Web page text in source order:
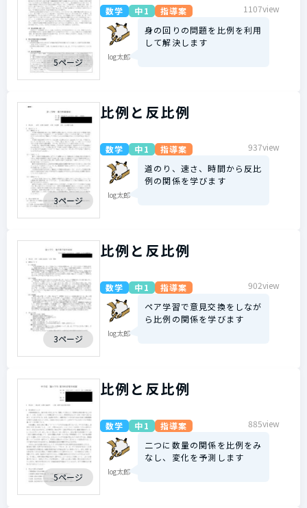
5ページ
数学 中1 指導案 1107view
log太郎
身の回りの問題を比例を利用
して解決します
3ページ
比例と反比例
数学 中1 指導案 937view
log太郎
道のり、速さ、時間から反比
例の関係を学びます
3ページ
比例と反比例
数学 中1 指導案 902view
log太郎
ペア学習で意見交換をしなが
ら比例の関係を学びます
5ページ
比例と反比例
数学 中1 指導案 885view
log太郎
二つに数量の関係を比例をみ
なし、変化を予測します